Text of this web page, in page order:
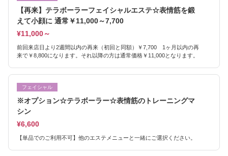
【再来】テラボーラーフェイシャルエステ☆表情筋を鍛
えて小顔に 通常￥11,000～7,700
¥11,000～
前回来店日より2週間以内の再来（初回と同額）￥7,700 1ヶ月以内の再
来で￥8,800になります。それ以降の方は通常価格￥11,000となります。
フェイシャル
※オプション☆テラボーラー☆表情筋のトレーニングマ
シン
¥6,600
【単品でのご利用不可】他のエステメニューと一緒にご選択ください。